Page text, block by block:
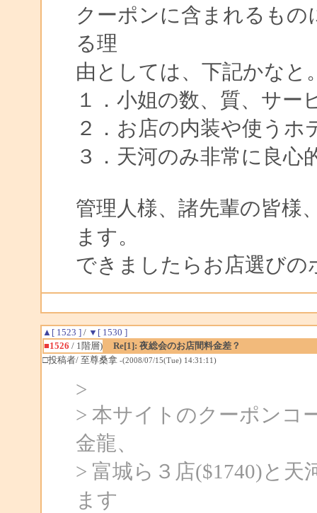
クーポンに含まれるも
る理
由としては、下記かなと
１．小姐の数、質、サ
２．お店の内装や使う
３．天河のみ非常に良
管理人様、諸先輩の皆様
ます。
できましたらお店選びの
▲[ 1523 ]/ ▼[ 1530 ]
■1526 / 1階層)
Re[1]: 夜総会のお店間料金差？
□投稿者/ 至尊桑拿 -(2008/07/15(Tue) 14:31:11)
>
> 本サイトのクーポンコ
金龍、
> 富城ら３店($1740)と天
ます